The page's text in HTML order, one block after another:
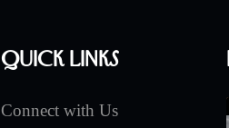
Quick Links
Connect with Us